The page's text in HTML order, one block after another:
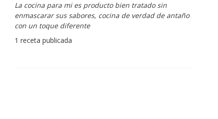
La cocina para mi es producto bien tratado sin
enmascarar sus sabores, cocina de verdad de antaño
con un toque diferente
1 receta publicada